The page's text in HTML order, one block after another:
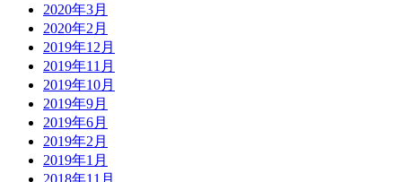
2020年3月
2020年2月
2019年12月
2019年11月
2019年10月
2019年9月
2019年6月
2019年2月
2019年1月
2018年11月